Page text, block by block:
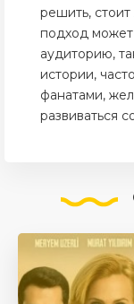
решить,
подход может
аудиторию,
истории,
фанатами,
развиваться